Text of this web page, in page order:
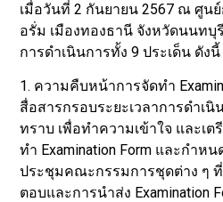
เมื่อวันที่ 2 กันยายน 2567 ณ ศูน
อรั่ม เมืองทองธานี จังหวัดนนท
การดำเนินการทั้ง 9 ประเด็น ดังนี้
1. ความคืบหน้าการจัดทำ
สื่อสารกรอบระยะเวลาการดำเนิ
ทราบ เพื่อทำความเข้าใจ และเ
ทำ Examination Form และกำห
ประชุมคณะกรรมการชุดต่าง ๆ ที่
ตอบและการนำส่ง Examination